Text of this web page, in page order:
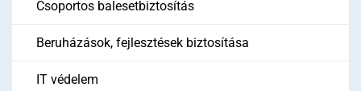
Csoportos balesetbiztosítás
Beruházások, fejlesztések biztosítása
IT védelem